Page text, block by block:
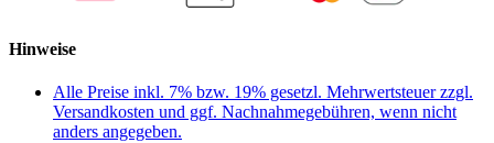
Hinweise
Alle Preise inkl. 7% bzw. 19% gesetzl. Mehrwertsteuer zzgl.
Versandkosten und ggf. Nachnahmegebühren, wenn nicht
anders angegeben.